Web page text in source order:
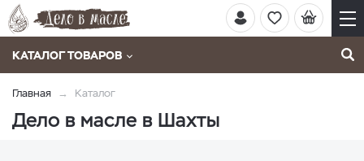
КАТАЛОГ ТОВАРОВ
Главная Каталог
Дело в масле в Шахты